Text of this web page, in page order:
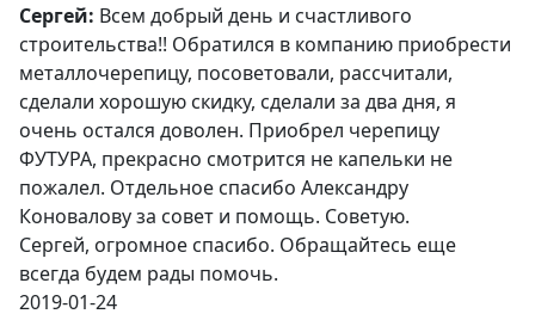
Сергей: Всем добрый день и счастливого
строительства!! Обратился в компанию приобрести
металлочерепицу, посоветовали, рассчитали,
сделали хорошую скидку, сделали за два дня, я
очень остался доволен. Приобрел черепицу
ФУТУРА, прекрасно смотрится не капельки не
пожалел. Отдельное спасибо Александру
Коновалову за совет и помощь. Советую.
Сергей, огромное спасибо. Обращайтесь еще
всегда будем рады помочь.
2019-01-24